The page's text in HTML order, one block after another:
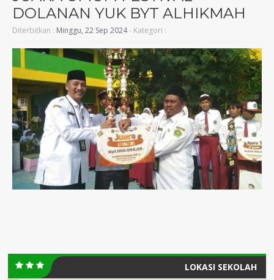
DOLANAN YUK BYT ALHIKMAH
Diterbitkan : Minggu, 22 Sep 2024- Kategori :
LOKASI SEKOLAH